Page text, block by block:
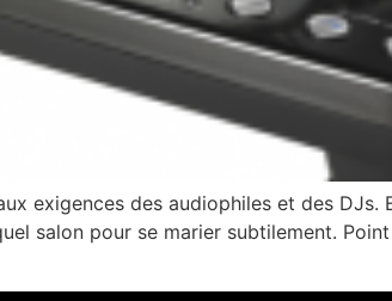
exigences des audiophiles et des
salon pour se marier subtilement.